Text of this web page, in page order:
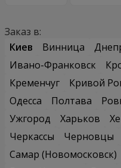
Заказ в:
Киев
Винница
Ивано-Франковск
Кременчуг
Кривой
Одесса
Полтава
Ужгород
Харьков
Черкассы
Черновцы
Самар (Новомосковск)